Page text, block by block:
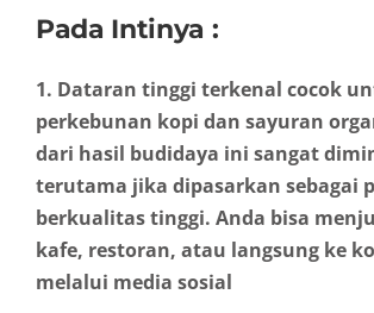
Pada Intinya :
1. Dataran tinggi terkenal cocok
perkebunan kopi dan sayuran
dari hasil budidaya ini sangat
terutama jika dipasarkan sebagai
berkualitas tinggi. Anda bisa
kafe, restoran, atau langsung ke
melalui media sosial